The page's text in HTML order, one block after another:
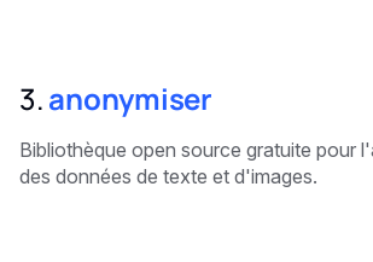
3.anonymiser
Bibliothèque open source gratuite pour
des données de texte et d'images.